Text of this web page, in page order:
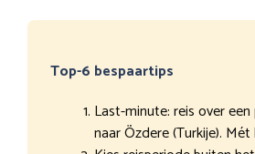
Top-6 bespaartips
Last-minute: reis over
naar Özdere (Turkije).